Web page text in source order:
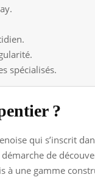
spécialisés.
?
qui s’inscrit
de
à une gamme